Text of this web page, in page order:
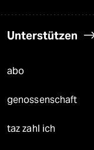
Unterstützen
abo
genossenschaft
taz zahl ich